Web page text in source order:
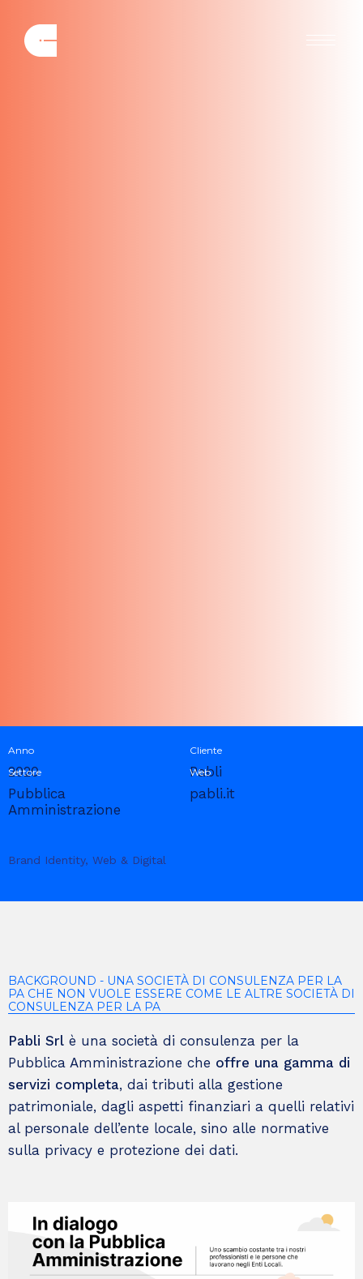
Anno
2020
Cliente
Pabli
Settore
Pubblica
Amministrazione
Web
pabli.it
Brand Identity, Web & Digital
BACKGROUND - UNA SOCIETÀ DI CONSULENZA PER LA
PA CHE NON VUOLE ESSERE COME LE ALTRE SOCIETÀ DI
CONSULENZA PER LA PA
Pabli Srl è una società di consulenza per la
Pubblica Amministrazione che offre una gamma di
servizi completa, dai tributi alla gestione
patrimoniale, dagli aspetti finanziari a quelli relativi
al personale dell’ente locale, sino alle normative
sulla privacy e protezione dei dati.